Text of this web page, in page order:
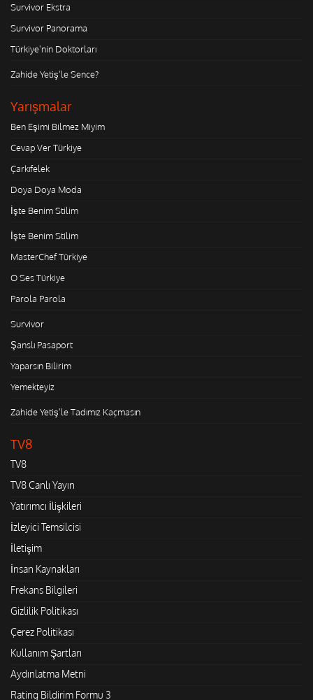
Survivor Ekstra
Survivor Panorama
Türkiye'nin Doktorları
Zahide Yetiş'le Sence?
Yarışmalar
Ben Eşimi Bilmez Miyim
Cevap Ver Türkiye
Çarkıfelek
Doya Doya Moda
İşte Benim Stilim
İşte Benim Stilim
MasterChef Türkiye
O Ses Türkiye
Parola Parola
Survivor
Şanslı Pasaport
Yaparsın Bilirim
Yemekteyiz
Zahide Yetiş'le Tadımız Kaçmasın
TV8
TV8
TV8 Canlı Yayın
Yatırımcı İlişkileri
İzleyici Temsilcisi
İletişim
İnsan Kaynakları
Frekans Bilgileri
Gizlilik Politikası
Çerez Politikası
Kullanım Şartları
Aydınlatma Metni
Rating Bildirim Formu 3